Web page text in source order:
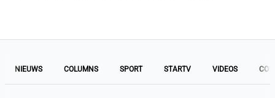
NIEUWS COLUMNS SPORT STARTV VIDEOS